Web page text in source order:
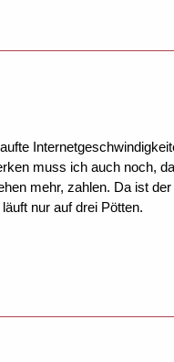
muss ich auch noch,
mehr, zahlen. Da ist
nur auf drei Pötten.